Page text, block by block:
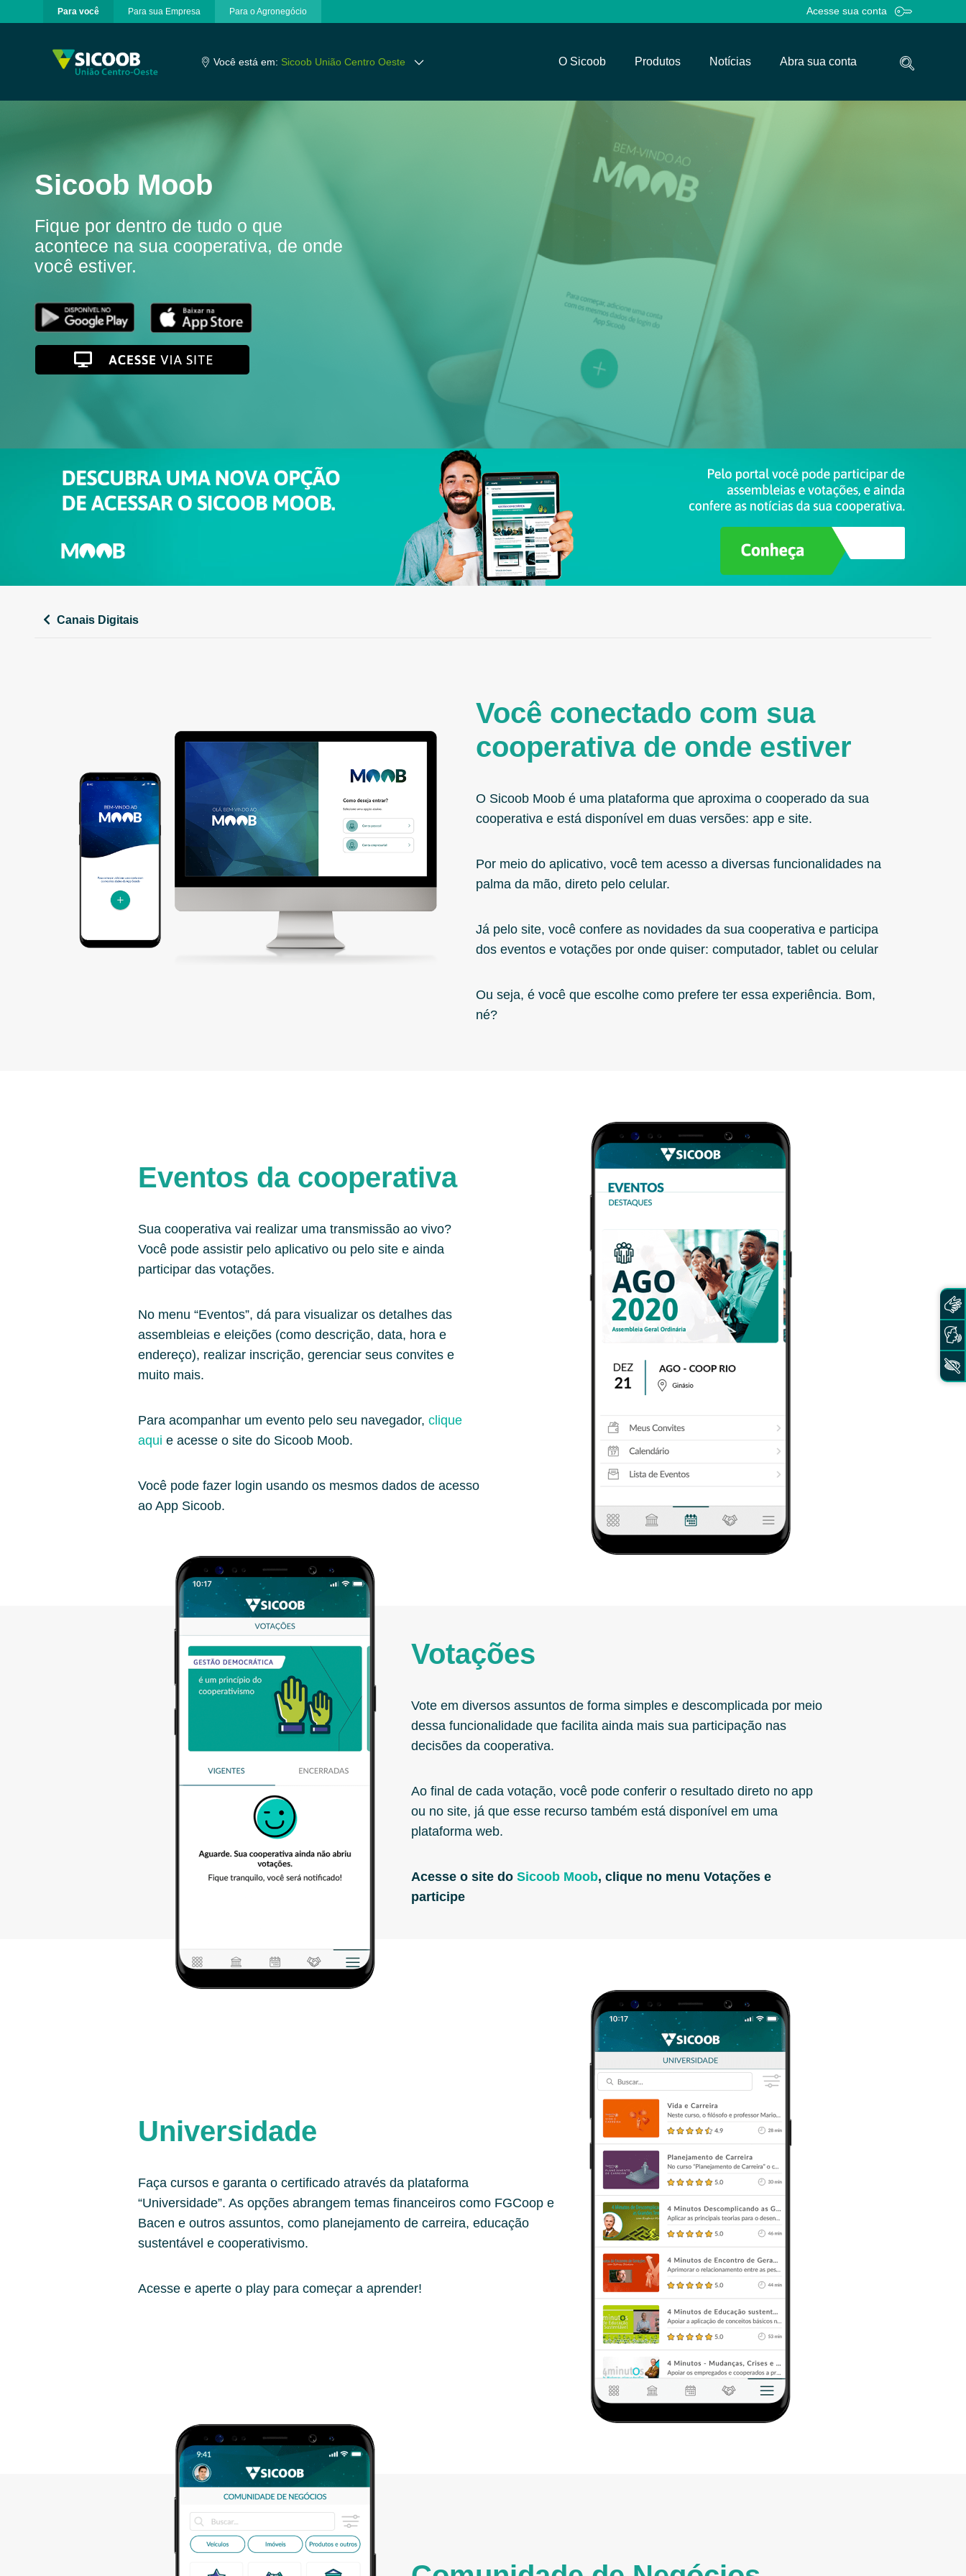
Pular para o Conteúdo principal
Para você Para sua Empresa Para o Agronegócio Acesse sua conta
Você está em: Sicoob União Centro Oeste O Sicoob Produtos Notícias Abra sua conta
Sicoob Moob
Fique por dentro de tudo o que
acontece na sua cooperativa, de onde
você estiver.
Canais Digitais
Você conectado com sua
cooperativa de onde estiver
O Sicoob Moob é uma plataforma que aproxima o cooperado da sua
cooperativa e está disponível em duas versões: app e site.
Por meio do aplicativo, você tem acesso a diversas funcionalidades na
palma da mão, direto pelo celular.
Já pelo site, você confere as novidades da sua cooperativa e participa
dos eventos e votações por onde quiser: computador, tablet ou celular
Ou seja, é você que escolhe como prefere ter essa experiência. Bom,
né?
Eventos da cooperativa
Sua cooperativa vai realizar uma transmissão ao vivo?
Você pode assistir pelo aplicativo ou pelo site e ainda
participar das votações.
No menu “Eventos”, dá para visualizar os detalhes das
assembleias e eleições (como descrição, data, hora e
endereço), realizar inscrição, gerenciar seus convites e
muito mais.
Para acompanhar um evento pelo seu navegador, clique
aqui e acesse o site do Sicoob Moob.
Você pode fazer login usando os mesmos dados de acesso
ao App Sicoob.
Votações
Vote em diversos assuntos de forma simples e descomplicada por meio
dessa funcionalidade que facilita ainda mais sua participação nas
decisões da cooperativa.
Ao final de cada votação, você pode conferir o resultado direto no app
ou no site, já que esse recurso também está disponível em uma
plataforma web.
Acesse o site do Sicoob Moob, clique no menu Votações e
participe
Universidade
Faça cursos e garanta o certificado através da plataforma
“Universidade”. As opções abrangem temas financeiros como FGCoop e
Bacen e outros assuntos, como planejamento de carreira, educação
sustentável e cooperativismo.
Acesse e aperte o play para começar a aprender!